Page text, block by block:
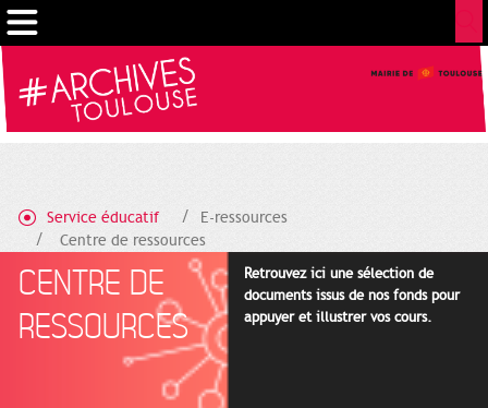
Service éducatif
E-ressources
Centre de ressources
CENTRE DE
RESSOURCES
Retrouvez ici une sélection de
documents issus de nos fonds pour
appuyer et illustrer vos cours.
Gestion de vos préférences sur les cookies